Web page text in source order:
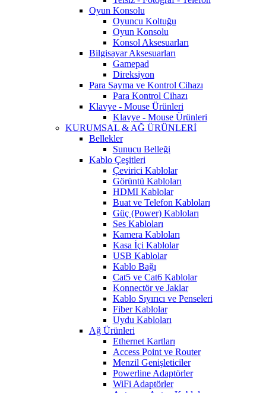
Oyun Konsolu
Oyuncu Koltuğu
Oyun Konsolu
Konsol Aksesuarları
Bilgisayar Aksesuarları
Gamepad
Direksiyon
Para Sayma ve Kontrol Cihazı
Para Kontrol Cihazı
Klavye - Mouse Ürünleri
Klavye - Mouse Ürünleri
KURUMSAL & AĞ ÜRÜNLERİ
Bellekler
Sunucu Belleği
Kablo Çeşitleri
Çevirici Kablolar
Görüntü Kabloları
HDMI Kablolar
Buat ve Telefon Kabloları
Güç (Power) Kabloları
Ses Kabloları
Kamera Kabloları
Kasa İçi Kablolar
USB Kablolar
Kablo Bağı
Cat5 ve Cat6 Kablolar
Konnectör ve Jaklar
Kablo Sıyırıcı ve Penseleri
Fiber Kablolar
Uydu Kabloları
Ağ Ürünleri
Ethernet Kartları
Access Point ve Router
Menzil Genişleticiler
Powerline Adaptörler
WiFi Adaptörler